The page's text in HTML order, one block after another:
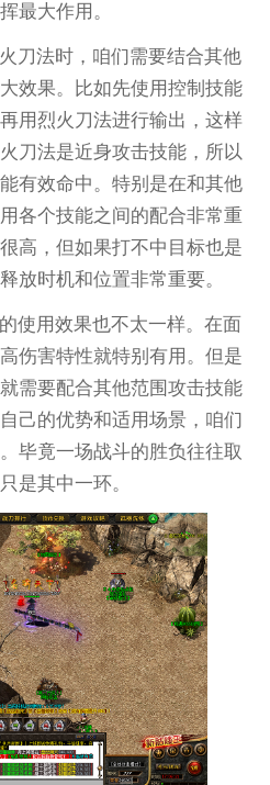
最大作用。
刀法时，咱们需要结合其他
效果。比如先使用控制技能
用烈火刀法进行输出，这样
刀法是近身攻击技能，所以
有效命中。特别是在和其他
各个技能之间的配合非常重
高，但如果打不中目标也是
放时机和位置非常重要。
使用效果也不太一样。在面
伤害特性就特别有用。但是
需要配合其他范围攻击技能
己的优势和适用场景，咱们
毕竟一场战斗的胜负往往取
是其中一环。